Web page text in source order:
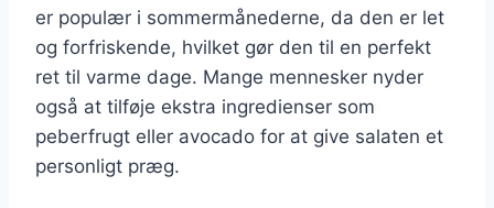
er populær i sommermånederne, da den er let
og forfriskende, hvilket gør den til en perfekt
ret til varme dage. Mange mennesker nyder
også at tilføje ekstra ingredienser som
peberfrugt eller avocado for at give salaten et
personligt præg.